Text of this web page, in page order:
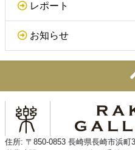
レポート
お知らせ
住所: 〒850-0853 長崎県長崎市浜町